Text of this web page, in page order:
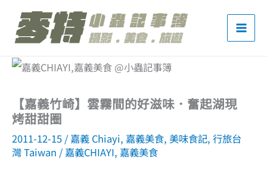
【嘉義竹崎】雲霧間的好滋味．奮起湖現
烤甜甜圈
2011-12-15 / 嘉義 Chiayi, 嘉義美食, 美味食記, 行旅台
灣 Taiwan / 嘉義CHIAYI, 嘉義美食